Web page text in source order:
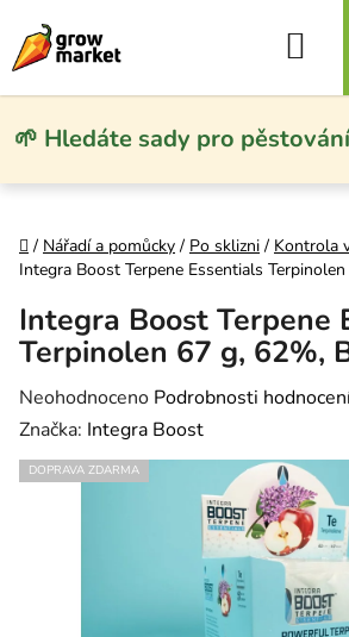
🌱 Hledáte sady pro
Domů
/ Nářadí a pomůcky / Po sklizni / Kontrola
Integra Boost Terpene Essentials
Integra Boost Terpene
Terpinolen 67 g, 62%,
Průměrné hodnocení produktu je 0,0 z
Neohodnoceno Podrobnosti
Značka: Integra Boost
DOPRAVA ZDARMA